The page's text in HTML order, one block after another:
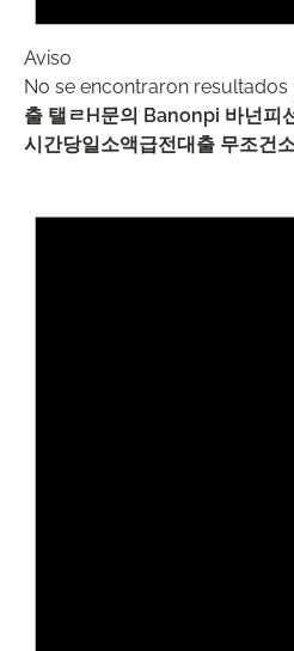
Aviso
No se encontraron resultados
출 탤ㄹH문의 Banonpi 바넌피
시간당일소액급전대출 무조건